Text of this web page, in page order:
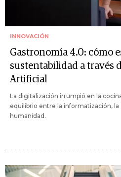
INNOVACIÓN
Gastronomía 4.0: cómo
sustentabilidad a través
Artificial
La digitalización irrumpió en la
equilibrio entre la informatización,
humanidad.